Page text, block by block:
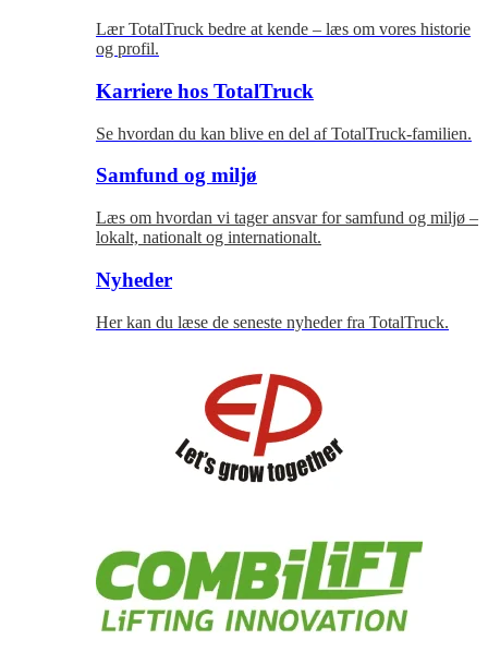
Lær TotalTruck bedre at kende – læs om vores historie
og profil.
Karriere hos TotalTruck
Se hvordan du kan blive en del af TotalTruck-familien.
Samfund og miljø
Læs om hvordan vi tager ansvar for samfund og miljø –
lokalt, nationalt og internationalt.
Nyheder
Her kan du læse de seneste nyheder fra TotalTruck.